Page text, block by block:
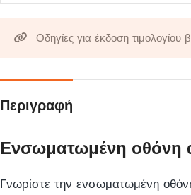
αυτό
Οδηγίες για έκδοση
Περιγραφή
Ενσωματωμένη οθόνη
Γνωρίστε την ενσωματωμένη